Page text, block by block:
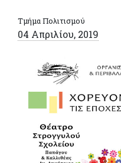
Τμήμα Πολιτισμού
04 Απριλίου, 2019